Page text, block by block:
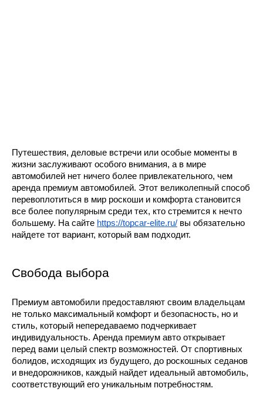
Путешествия, деловые встречи или особые моменты в
жизни заслуживают особого внимания, а в мире
автомобилей нет ничего более привлекательного, чем
аренда премиум автомобилей. Этот великолепный способ
перевоплотиться в мир роскоши и комфорта становится
все более популярным среди тех, кто стремится к нечто
большему. На сайте https://topcar-elite.ru/ вы обязательно
найдете тот вариант, который вам подходит.
Свобода выбора
Премиум автомобили предоставляют своим владельцам
не только максимальный комфорт и безопасность, но и
стиль, который непередаваемо подчеркивает
индивидуальность. Аренда премиум авто открывает
перед вами целый спектр возможностей. От спортивных
болидов, исходящих из будущего, до роскошных седанов
и внедорожников, каждый найдет идеальный автомобиль,
соответствующий его уникальным потребностям.